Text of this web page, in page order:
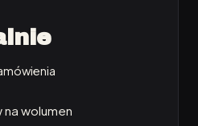
wolumen